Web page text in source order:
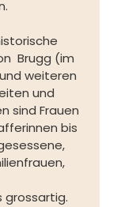
Brugg (im
weiteren
und
sind Frauen
bis
grossartig.